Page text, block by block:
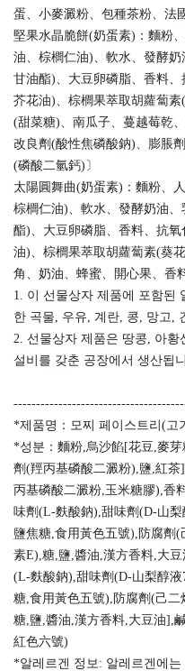
蛋、小麥澱粉、包種茶粉
堅果水晶脆餅(奶蛋素)：麵粉
油、棕櫚仁油)、軟水、發酵
甘油酯)、大豆卵磷脂、香料、
芥花油)、棕櫚果萃取胡蘿蔔
(甜菜糖)、南瓜子、蔓越莓乾
改良劑(酸性焦磷酸鈉)、膨脹
(磷酸二氫鈣)〕
太陽圓舞曲(奶蛋素)：麵粉、
棕櫚仁油)、軟水、發酵奶油
酯)、大豆卵磷脂、香料、抗
油)、棕櫚果萃取胡蘿蔔素(葵
角、奶油、蜂蜜、開心果、
1. 이 선물상자 제품에 포함된
한 곡물, 우유, 계란, 콩, 망고,
2. 선물상자 제품은 땅콩, 아
설비를 갖춘 공장에서 생산됩
*제품명：모찌 페이스트리(고
*성분：麵粉,烏沙餡[花豆,麥
劑(羥丙基磷酸二澱粉),鹽,紅
丙基磷酸二澱粉,玉米糖膠),香
味劑(L-麩酸鈉),甜味劑(D-山
鹽焦糖,食用黃色五號),防腐劑
素E),糖,鹽,醬油,漢方香料,大
(L-麩酸鈉),甜味劑(D-山梨醇
糖,食用黃色五號),防腐劑(己二
糖,鹽,醬油,漢方香料,大豆油],
紅色六號)
*알레르겐 정보: 알레르겐에